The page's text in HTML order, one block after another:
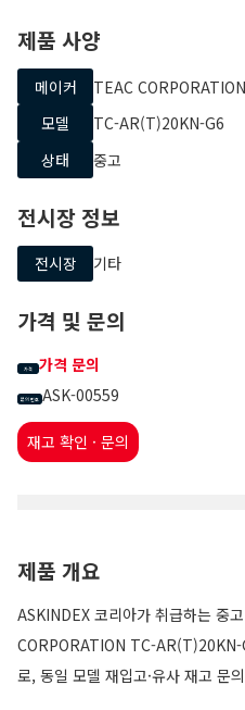
제품 사양
메이커
TEAC CORPORATION
모델
TC-AR(T)20KN-G6
상태
중고
전시장 정보
전시장 기타
가격 및 문의
가격 가격 문의
문의 번호 ASK-00559
재고 확인 · 문의
제품 개요
ASKINDEX 코리아가 취급하는 중
CORPORATION TC-AR(T)20KN-
로, 동일 모델 재입고·유사 재고 문